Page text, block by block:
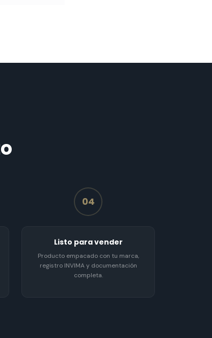
04
Listo para vender
Producto empacado con tu marca,
registro INVIMA y documentación
completa.